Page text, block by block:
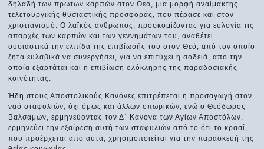
δηλαδή των πρώτων καρπών στον Θεό, μια μορφή αναίμακτης
τελετουργικής θυσιαστικής προσφοράς, που πέρασε και στον
χριστιανισμό. Ο λαϊκός άνθρωπος, προσκομίζοντας για ευλογία τις
απαρχές των καρπών και των γεννημάτων του, αναθέτει
ουσιαστικά την ελπίδα της επιβίωσής του στον Θεό, από τον οποίο
ζητά ευλαβικά να συνεργήσει, για να επιτύχει η σοδειά, από την
οποία εξαρτάται και η επιβίωση ολόκληρης της παραδοσιακής
κοινότητας.
Ήδη στους Αποστολικούς Κανόνες επιτρέπεται η προσαγωγή στον
ναό σταφυλιών, όχι όμως και άλλων οπωρικών, ενώ ο Θεόδωρος
Βαλσαμών, ερμηνεύοντας τον Δ΄ Κανόνα των Αγίων Αποστόλων,
ερμηνεύει την εξαίρεση αυτή των σταφυλιών από το ότι το κρασί,
που προέρχεται από αυτά, χρησιμοποιείται για την παρασκευή της